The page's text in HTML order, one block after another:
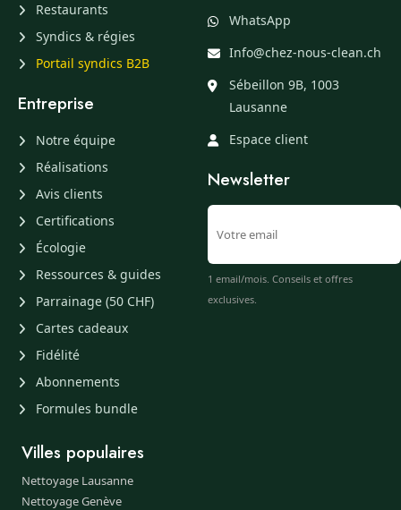
Restaurants
Syndics & régies
Portail syndics B2B
Entreprise
Notre équipe
Réalisations
Avis clients
Certifications
Écologie
Ressources & guides
Parrainage (50 CHF)
Cartes cadeaux
Fidélité
Abonnements
Formules bundle
WhatsApp
Info@chez-nous-clean.ch
Sébeillon 9B, 1003
Lausanne
Espace client
Newsletter
1 email/mois. Conseils et offres
exclusives.
Villes populaires
Nettoyage Lausanne
Nettoyage Genève